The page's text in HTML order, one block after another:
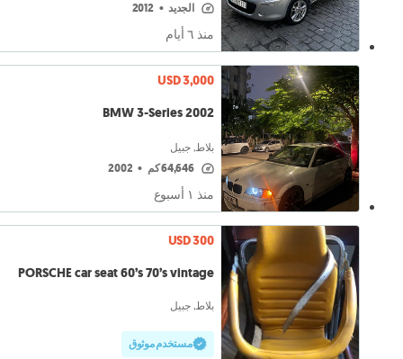
الجديد •
2012
منذ ٦ أيام
USD 3,000
BMW 3-Series 2002
بلاط, جبيل
64,646 كم •
2002
منذ ١ أسبوع
USD 300
PORSCHE car seat 60’s 70’s vintage
بلاط, جبيل
مستخدم موثوق